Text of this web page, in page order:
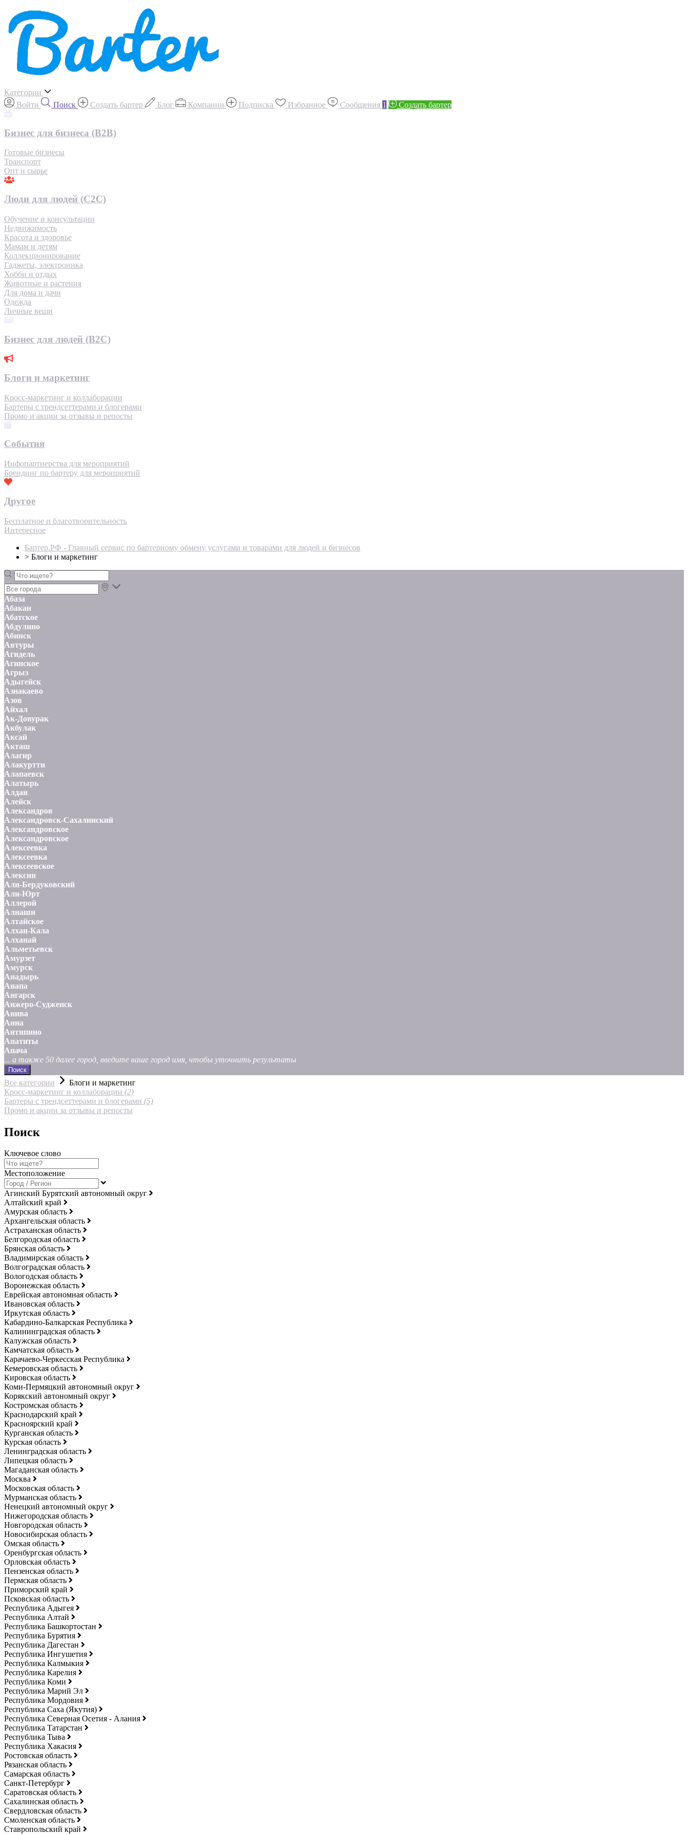
Категории
Войти
Поиск Создать бартер Блог Компании Подписка Избранное Сообщения 1 Создать бартер
Бизнес для бизнеса (B2B)
Готовые бизнесы
Транспорт
Опт и сырье
Люди для людей (С2С)
Обучение и консультации
Недвижимость
Красота и здоровье
Мамам и детям
Коллекционирование
Гаджеты, электроника
Хобби и отдых
Животные и растения
Для дома и дачи
Одежда
Личные вещи
Бизнес для людей (B2C)
Блоги и маркетинг
Кросс-маркетинг и коллаборации
Бартеры с трендсеттерами и блогерами
Промо и акции за отзывы и репосты
События
Инфопартнерства для мероприятий
Брендинг по бартеру для мероприятий
Другое
Бесплатное и благотворительность
Интересное
Бартер.РФ - Главный сервис по бартерному обмену услугами и товарами для людей и бизнесов
> Блоги и маркетинг
Абаза
Абакан
Абатское
Абдулино
Абинск
Автуры
Агидель
Агинское
Агрыз
Адыгейск
Азнакаево
Азов
Айхал
Ак-Довурак
Акбулак
Аксай
Акташ
Алагир
Алакуртти
Алапаевск
Алатырь
Алдан
Алейск
Александров
Александровск-Сахалинский
Александровское
Александровское
Алексеевка
Алексеевка
Алексеевское
Алексин
Али-Бердуковский
Али-Юрт
Аллерой
Алнаши
Алтайское
Алхан-Кала
Алханай
Альметьевск
Амурзет
Амурск
Анадырь
Анапа
Ангарск
Анжеро-Судженск
Анива
Анна
Антипино
Апатиты
Апача
... а также 50 далее город, введите ваше город имя, чтобы уточнить результаты
Поиск
Все категории
Блоги и маркетинг
Кросс-маркетинг и коллаборации (2)
Бартеры с трендсеттерами и блогерами (5)
Промо и акции за отзывы и репосты
Поиск
Ключевое слово
Местоположение
Агинский Бурятский автономный округ
Алтайский край
Амурская область
Архангельская область
Астраханская область
Белгородская область
Брянская область
Владимирская область
Волгоградская область
Вологодская область
Воронежская область
Еврейская автономная область
Ивановская область
Иркутская область
Кабардино-Балкарская Республика
Калининградская область
Калужская область
Камчатская область
Карачаево-Черкесская Республика
Кемеровская область
Кировская область
Коми-Пермяцкий автономный округ
Корякский автономный округ
Костромская область
Краснодарский край
Красноярский край
Курганская область
Курская область
Ленинградская область
Липецкая область
Магаданская область
Москва
Московская область
Мурманская область
Ненецкий автономный округ
Нижегородская область
Новгородская область
Новосибирская область
Омская область
Оренбургская область
Орловская область
Пензенская область
Пермская область
Приморский край
Псковская область
Республика Адыгея
Республика Алтай
Республика Башкортостан
Республика Бурятия
Республика Дагестан
Республика Ингушетия
Республика Калмыкия
Республика Карелия
Республика Коми
Республика Марий Эл
Республика Мордовия
Республика Саха (Якутия)
Республика Северная Осетия - Алания
Республика Татарстан
Республика Тыва
Республика Хакасия
Ростовская область
Рязанская область
Самарская область
Санкт-Петербург
Саратовская область
Сахалинская область
Свердловская область
Смоленская область
Ставропольский край